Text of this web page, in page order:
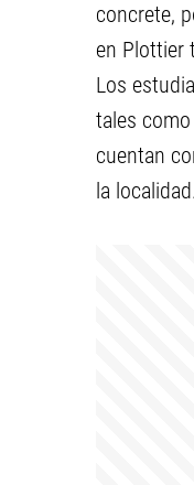
concrete,
en Plottier
Los
tales
cuentan
la localidad.